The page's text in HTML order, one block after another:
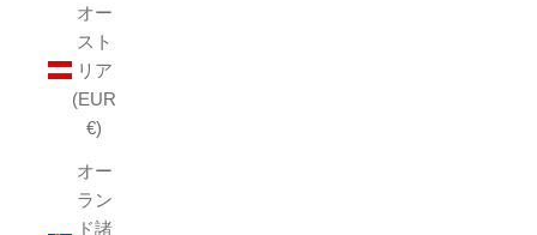
オー
スト
リア
(EUR
€)
オー
ラン
ド諸